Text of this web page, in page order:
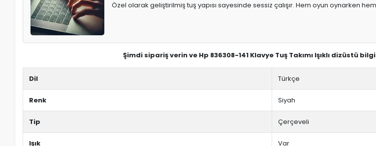
Özel olarak geliştirilmiş tuş yapısı sayesinde sessiz çalışır. Hem oyun oynarken
Şimdi sipariş verin ve Hp 836308-141 Klavye Tuş Takımı Işıklı dizüstü
Dil Türkçe
Renk Siyah
Tip Çerçeveli
Işık Var